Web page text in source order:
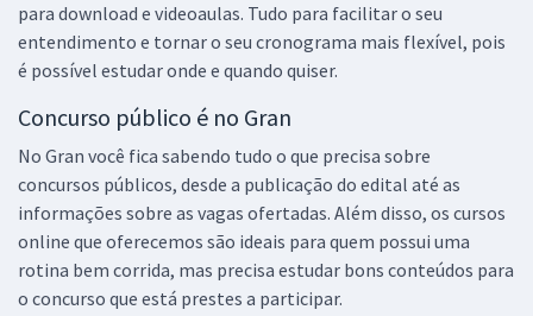
para download e videoaulas. Tudo para facilitar o seu
entendimento e tornar o seu cronograma mais flexível, pois
é possível estudar onde e quando quiser.
Concurso público é no Gran
No Gran você fica sabendo tudo o que precisa sobre
concursos públicos, desde a publicação do edital até as
informações sobre as vagas ofertadas. Além disso, os cursos
online que oferecemos são ideais para quem possui uma
rotina bem corrida, mas precisa estudar bons conteúdos para
o concurso que está prestes a participar.